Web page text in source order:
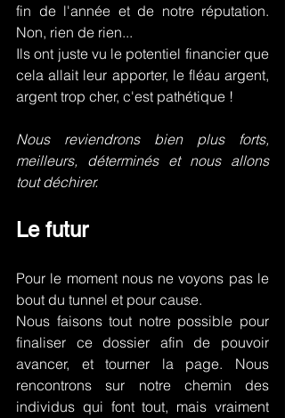
fin de l'année et de notre réputation.
Non, rien de rien...
Ils ont juste vu le potentiel financier que
cela allait leur apporter, le fléau argent,
argent trop cher, c'est pathétique !
Nous reviendrons bien plus forts,
meilleurs, déterminés et nous allons
tout déchirer.
Le futur
Pour le moment nous ne voyons pas le
bout du tunnel et pour cause.
Nous faisons tout notre possible pour
finaliser ce dossier afin de pouvoir
avancer, et tourner la page. Nous
rencontrons sur notre chemin des
individus qui font tout, mais vraiment